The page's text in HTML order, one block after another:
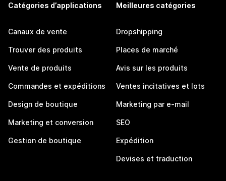
Catégories d’applications
Canaux de vente
Trouver des produits
Vente de produits
Commandes et expéditions
Design de boutique
Marketing et conversion
Gestion de boutique
Meilleures catégories
Dropshipping
Places de marché
Avis sur les produits
Ventes incitatives et lots
Marketing par e-mail
SEO
Expédition
Devises et traduction